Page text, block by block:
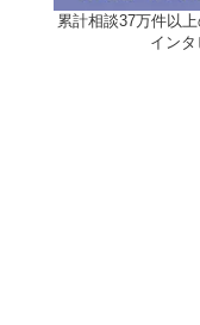
累計相談37万件以
インタ